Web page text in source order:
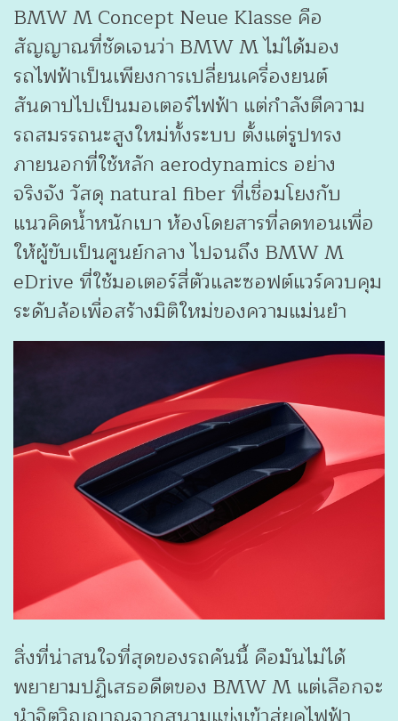
BMW M Concept Neue Klasse คือ
สัญญาณที่ชัดเจนว่า BMW M ไม่ได้มอง
รถไฟฟ้าเป็นเพียงการเปลี่ยนเครื่องยนต์
สันดาปไปเป็นมอเตอร์ไฟฟ้า แต่กำลังตีความ
รถสมรรถนะสูงใหม่ทั้งระบบ ตั้งแต่รูปทรง
ภายนอกที่ใช้หลัก aerodynamics อย่าง
จริงจัง วัสดุ natural fiber ที่เชื่อมโยงกับ
แนวคิดน้ำหนักเบา ห้องโดยสารที่ลดทอนเพื่อ
ให้ผู้ขับเป็นศูนย์กลาง ไปจนถึง BMW M
eDrive ที่ใช้มอเตอร์สี่ตัวและซอฟต์แวร์ควบคุม
ระดับล้อเพื่อสร้างมิติใหม่ของความแม่นยำ
สิ่งที่น่าสนใจที่สุดของรถคันนี้ คือมันไม่ได้
พยายามปฏิเสธอดีตของ BMW M แต่เลือกจะ